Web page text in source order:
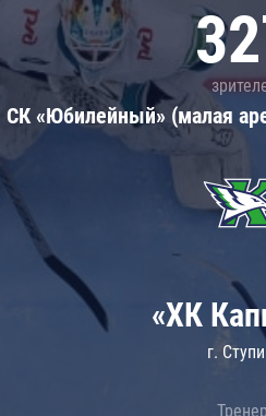
СК «Юбилейный» (малая
«ХК
г.